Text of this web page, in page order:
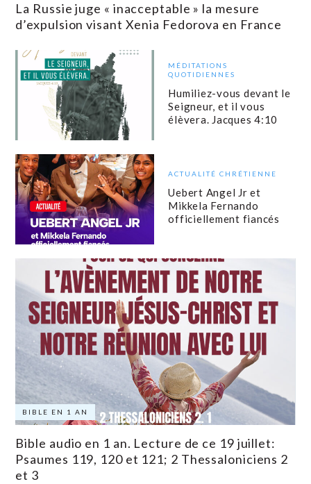
La Russie juge « inacceptable » la mesure
d’expulsion visant Xenia Fedorova en France
MÉDITATIONS
QUOTIDIENNES
Humiliez-vous devant le
Seigneur, et il vous
élèvera. Jacques 4:10
ACTUALITÉ CHRÉTIENNE
Uebert Angel Jr et
Mikkela Fernando
officiellement fiancés
BIBLE EN 1 AN
Bible audio en 1 an. Lecture de ce 19 juillet:
Psaumes 119, 120 et 121; 2 Thessaloniciens 2
et 3